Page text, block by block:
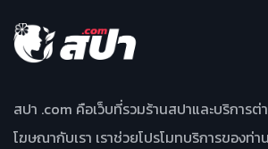
สปา .com คือเว็บที่รวมร้านสปาและบริการต่
โฆษณากับเรา เราช่วยโปรโมทบริการของท่